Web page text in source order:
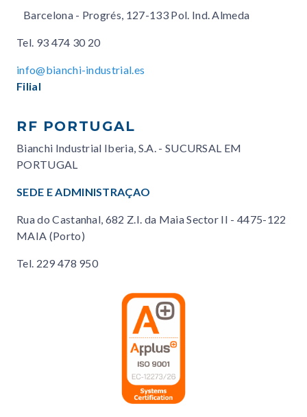
Barcelona - Progrés, 127-133 Pol. Ind. Almeda
Tel. 93 474 30 20
info@bianchi-industrial.es
Filial
RF PORTUGAL
Bianchi Industrial Iberia, S.A. - SUCURSAL EM
PORTUGAL
SEDE E ADMINISTRAÇAO
Rua do Castanhal, 682 Z.I. da Maia Sector II - 4475-122
MAIA (Porto)
Tel. 229 478 950